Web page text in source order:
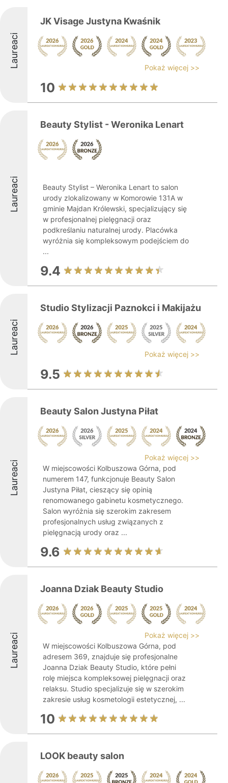
Laureaci
JK Visage Justyna Kwaśnik
Pokaż więcej >>
10
Laureaci
Beauty Stylist - Weronika Lenart
Beauty Stylist – Weronika Lenart to salon
urody zlokalizowany w Komorowie 131A w
gminie Majdan Królewski, specjalizujący się
w profesjonalnej pielęgnacji oraz
podkreślaniu naturalnej urody. Placówka
wyróżnia się kompleksowym podejściem do
...
9.4
Laureaci
Studio Stylizacji Paznokci i Makijażu
Pokaż więcej >>
9.5
Laureaci
Beauty Salon Justyna Piłat
Pokaż więcej >>
W miejscowości Kolbuszowa Górna, pod
numerem 147, funkcjonuje Beauty Salon
Justyna Piłat, cieszący się opinią
renomowanego gabinetu kosmetycznego.
Salon wyróżnia się szerokim zakresem
profesjonalnych usług związanych z
pielęgnacją urody oraz ...
9.6
Laureaci
Joanna Dziak Beauty Studio
Pokaż więcej >>
W miejscowości Kolbuszowa Górna, pod
adresem 369, znajduje się profesjonalne
Joanna Dziak Beauty Studio, które pełni
rolę miejsca kompleksowej pielęgnacji oraz
relaksu. Studio specjalizuje się w szerokim
zakresie usług kosmetologii estetycznej, ...
10
LOOK beauty salon